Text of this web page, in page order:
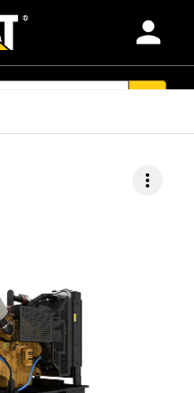
person
more_vert